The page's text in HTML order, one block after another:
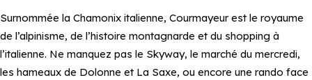
Surnommée la Chamonix italienne, Courmayeur est le royaume
de l’alpinisme, de l’histoire montagnarde et du shopping à
l’italienne. Ne manquez pas le Skyway, le marché du mercredi,
les hameaux de Dolonne et La Saxe, ou encore une rando face